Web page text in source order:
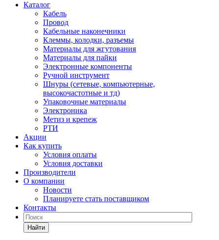
Каталог
Кабель
Провод
Кабельные наконечники
Клеммы, колодки, разъемы
Материалы для жгутования
Материалы для пайки
Электронные компоненты
Ручной инструмент
Шнуры (сетевые, компьютерные,
высокочастотные и тд)
Упаковочные материалы
Электроника
Метиз и крепеж
РТИ
Акции
Как купить
Условия оплаты
Условия доставки
Производители
О компании
Новости
Планируете стать поставщиком
Контакты
Найти